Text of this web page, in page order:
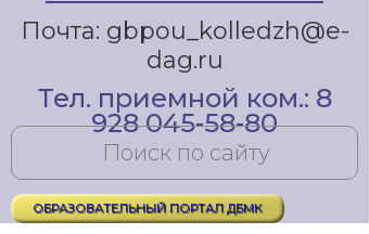
Почта: gbpou_kolledzh@e-
dag.ru
Тел. приемной ком.: 8
928 045-58-80
ОБРАЗОВАТЕЛЬНЫЙ ПОРТАЛ ДБМК